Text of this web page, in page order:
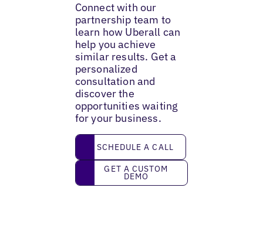
Connect with our
partnership team to
learn how Uberall can
help you achieve
similar results. Get a
personalized
consultation and
discover the
opportunities waiting
for your business.
Schedule a call
SCHEDULE A CALL
Get a custom demo
GET A CUSTOM
DEMO